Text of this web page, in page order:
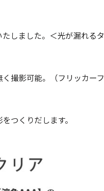
しました。＜光が漏れるタ
撮影可能。（フリッカーフ
つくりだします。